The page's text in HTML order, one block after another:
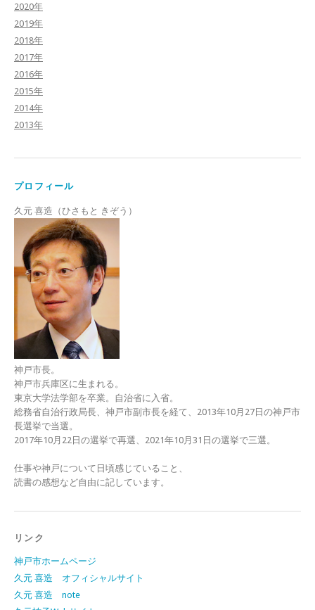
2020年
2019年
2018年
2017年
2016年
2015年
2014年
2013年
プロフィール
久元 喜造（ひさもと きぞう）
神戸市長。
神戸市兵庫区に生まれる。
東京大学法学部を卒業。自治省に入省。
総務省自治行政局長、神戸市副市長を経て、2013年10月27日の神戸市
長選挙で当選。
2017年10月22日の選挙で再選、2021年10月31日の選挙で三選。
仕事や神戸について日頃感じていること、
読書の感想など自由に記しています。
リンク
神戸市ホームページ
久元 喜造 オフィシャルサイト
久元 喜造 note